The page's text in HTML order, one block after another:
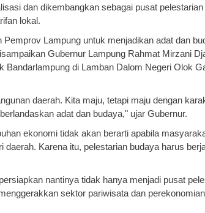
dan dikembangkan sebagai pusat pelestarian
lokal.
Lampung untuk menjadikan adat dan
Gubernur Lampung Rahmat Mirzani
Bandarlampung di Lamban Dalom Negeri Olok
daerah. Kita maju, tetapi maju dengan
adat dan budaya," ujar Gubernur.
ekonomi tidak akan berarti apabila
daerah. Karena itu, pelestarian budaya harus
nantinya tidak hanya menjadi pusat
sektor pariwisata dan perekonomian